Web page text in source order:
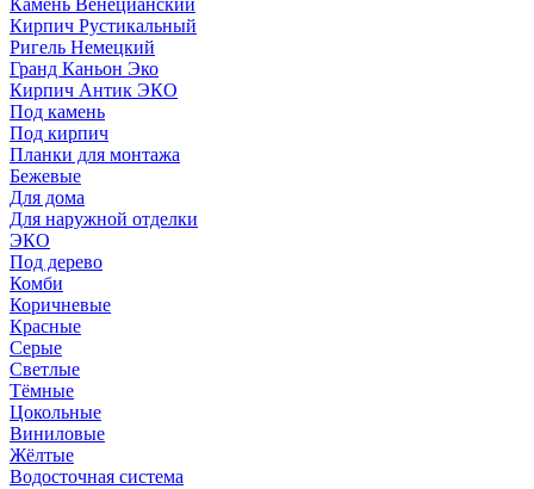
Камень Венецианский
Кирпич Рустикальный
Ригель Немецкий
Гранд Каньон Эко
Кирпич Антик ЭКО
Под камень
Под кирпич
Планки для монтажа
Бежевые
Для дома
Для наружной отделки
ЭКO
Под дерево
Комби
Коричневые
Красные
Серые
Светлые
Тёмные
Цокольные
Виниловые
Жёлтые
Водосточная система